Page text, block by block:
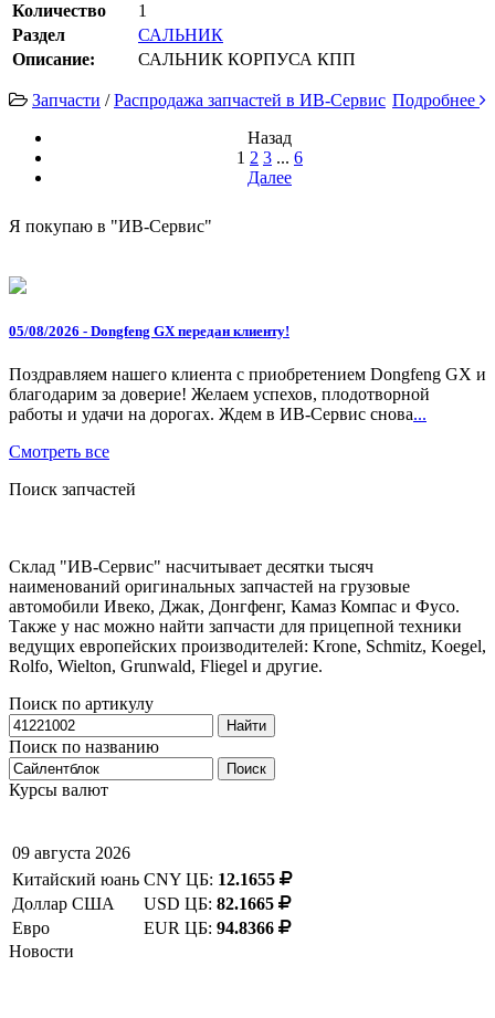
Количество
1
Раздел
САЛЬНИК
Описание:
САЛЬНИК КОРПУСА КПП
Запчасти /Распродажа запчастей в ИВ-Сервис Подробнее
Назад
1 2 3 ... 6
Далее
Я покупаю в "ИВ-Сервис"
05/08/2026 - Dongfeng GX передан клиенту!
Поздравляем нашего клиента с приобретением Dongfeng GX и
благодарим за доверие! Желаем успехов, плодотворной
работы и удачи на дорогах. Ждем в ИВ-Сервис снова...
Смотреть все
Поиск запчастей
Склад "ИВ-Сервис" насчитывает десятки тысяч
наименований оригинальных запчастей на грузовые
автомобили Ивеко, Джак, Донгфенг, Камаз Компас и Фусо.
Также у нас можно найти запчасти для прицепной техники
ведущих европейских производителей: Krone, Schmitz, Koegel,
Rolfo, Wielton, Grunwald, Fliegel и другие.
Поиск по артикулу
Найти
Поиск по названию
Поиск
Курсы валют
09 августа 2026
Китайский юань CNY ЦБ: 12.1655
Доллар США
USD ЦБ: 82.1665
Евро
EUR ЦБ: 94.8366
Новости